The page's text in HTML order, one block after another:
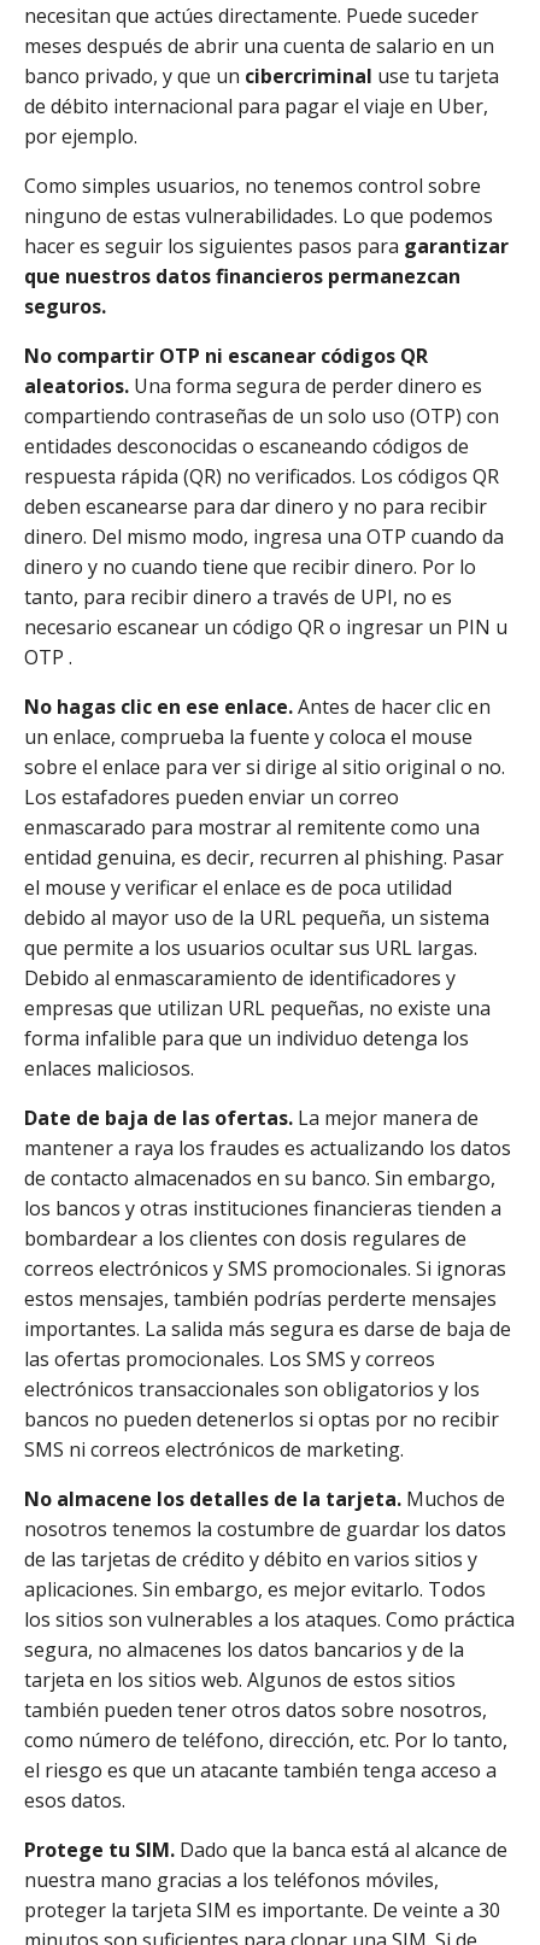
necesitan que actúes directamente. Puede suceder
meses después de abrir una cuenta de salario en un
banco privado, y que un cibercriminal use tu tarjeta
de débito internacional para pagar el viaje en Uber,
por ejemplo.
Como simples usuarios, no tenemos control sobre
ninguno de estas vulnerabilidades. Lo que podemos
hacer es seguir los siguientes pasos para garantizar
que nuestros datos financieros permanezcan
seguros.
No compartir OTP ni escanear códigos QR
aleatorios. Una forma segura de perder dinero es
compartiendo contraseñas de un solo uso (OTP) con
entidades desconocidas o escaneando códigos de
respuesta rápida (QR) no verificados. Los códigos QR
deben escanearse para dar dinero y no para recibir
dinero. Del mismo modo, ingresa una OTP cuando da
dinero y no cuando tiene que recibir dinero. Por lo
tanto, para recibir dinero a través de UPI, no es
necesario escanear un código QR o ingresar un PIN u
OTP .
No hagas clic en ese enlace.Antes de hacer clic en
un enlace, comprueba la fuente y coloca el mouse
sobre el enlace para ver si dirige al sitio original o no.
Los estafadores pueden enviar un correo
enmascarado para mostrar al remitente como una
entidad genuina, es decir, recurren al phishing. Pasar
el mouse y verificar el enlace es de poca utilidad
debido al mayor uso de la URL pequeña, un sistema
que permite a los usuarios ocultar sus URL largas.
Debido al enmascaramiento de identificadores y
empresas que utilizan URL pequeñas, no existe una
forma infalible para que un individuo detenga los
enlaces maliciosos.
Date de baja de las ofertas. La mejor manera de
mantener a raya los fraudes es actualizando los datos
de contacto almacenados en su banco. Sin embargo,
los bancos y otras instituciones financieras tienden a
bombardear a los clientes con dosis regulares de
correos electrónicos y SMS promocionales. Si ignoras
estos mensajes, también podrías perderte mensajes
importantes. La salida más segura es darse de baja de
las ofertas promocionales. Los SMS y correos
electrónicos transaccionales son obligatorios y los
bancos no pueden detenerlos si optas por no recibir
SMS ni correos electrónicos de marketing.
No almacene los detalles de la tarjeta. Muchos de
nosotros tenemos la costumbre de guardar los datos
de las tarjetas de crédito y débito en varios sitios y
aplicaciones. Sin embargo, es mejor evitarlo. Todos
los sitios son vulnerables a los ataques. Como práctica
segura, no almacenes los datos bancarios y de la
tarjeta en los sitios web. Algunos de estos sitios
también pueden tener otros datos sobre nosotros,
como número de teléfono, dirección, etc. Por lo tanto,
el riesgo es que un atacante también tenga acceso a
esos datos.
Protege tu SIM. Dado que la banca está al alcance de
nuestra mano gracias a los teléfonos móviles,
proteger la tarjeta SIM es importante. De veinte a 30